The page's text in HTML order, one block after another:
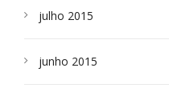
julho 2015
junho 2015